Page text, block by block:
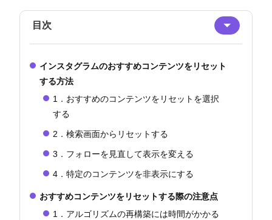
目次
インスタグラムのおすすめコンテンツをリセット
する方法
1．おすすめのコンテンツをリセットを選択
する
2．検索画面からリセットする
3．フォローを見直して表示を変える
4．特定のコンテンツを非表示にする
おすすめコンテンツをリセットする際の注意点
1．アルゴリズムの再構築には時間がかかる